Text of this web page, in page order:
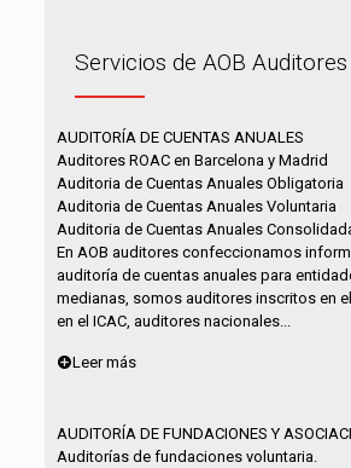
Servicios de AOB Auditores
AUDITORÍA DE CUENTAS ANUALES
Auditores ROAC en Barcelona y Madrid
Auditoria de Cuentas Anuales Obligatoria
Auditoria de Cuentas Anuales Voluntaria
Auditoria de Cuentas Anuales
En AOB auditores confeccionamos
auditoría de cuentas anuales para
medianas, somos auditores inscritos en el
en el ICAC, auditores nacionales...
Leer más
AUDITORÍA DE FUNDACIONES Y
Auditorías de fundaciones voluntaria.